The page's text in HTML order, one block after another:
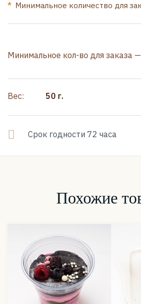
Минимальное кол-во для заказа —
Вес: 50 г.
Минимальное количество для
Срок годности 72 часа
Похожие